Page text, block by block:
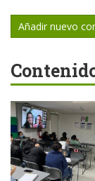
Añadir nuevo